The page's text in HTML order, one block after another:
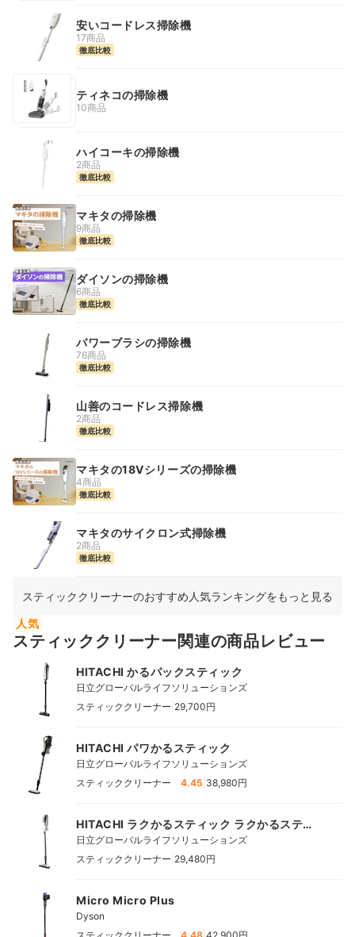
安いコードレス掃除機
17商品
徹底比較
ティネコの掃除機
10商品
ハイコーキの掃除機
2商品
徹底比較
マキタの掃除機
9商品
徹底比較
ダイソンの掃除機
6商品
徹底比較
パワーブラシの掃除機
76商品
徹底比較
山善のコードレス掃除機
2商品
徹底比較
マキタの18Vシリーズの掃除機
4商品
徹底比較
マキタのサイクロン式掃除機
2商品
徹底比較
スティッククリーナーのおすすめ人気ランキングをもっと見る
人気
スティッククリーナー関連の商品レビュー
HITACHI かるパックスティック
日立グローバルライフソリューションズ
スティッククリーナー 29,700円
HITACHI パワかるスティック
日立グローバルライフソリューションズ
スティッククリーナー
4.45 38,980円
HITACHI ラクかるスティック ラクかるスティ
ック
日立グローバルライフソリューションズ
スティッククリーナー 29,480円
Micro Micro Plus
Dyson
スティッククリーナー